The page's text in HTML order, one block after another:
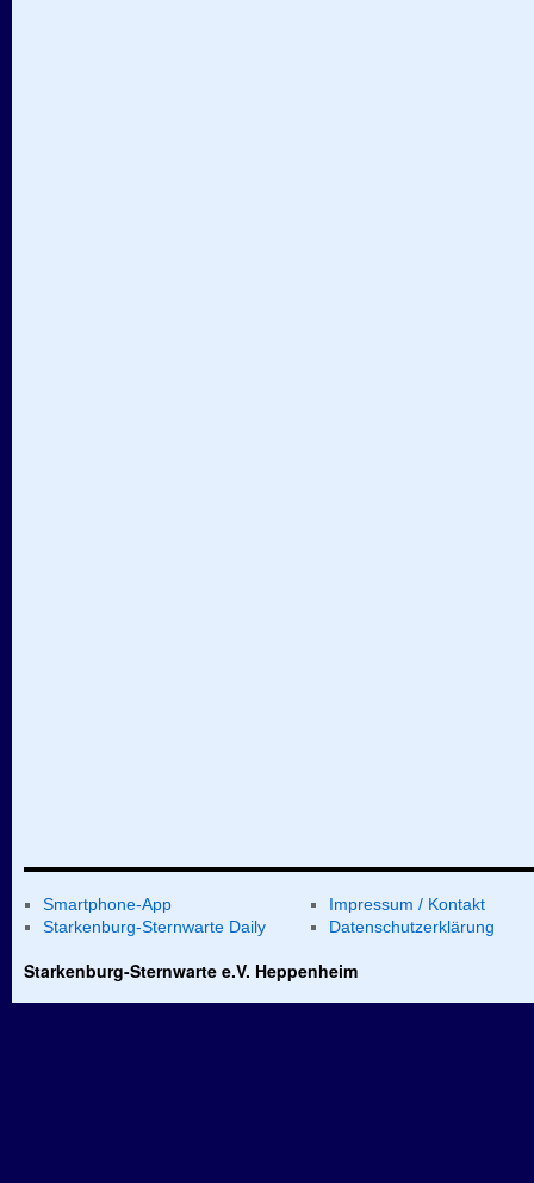
Smartphone-App
Starkenburg-Sternwarte Daily
Impressum / Kontakt
Datenschutzerklärung
Starkenburg-Sternwarte e.V. Heppenheim